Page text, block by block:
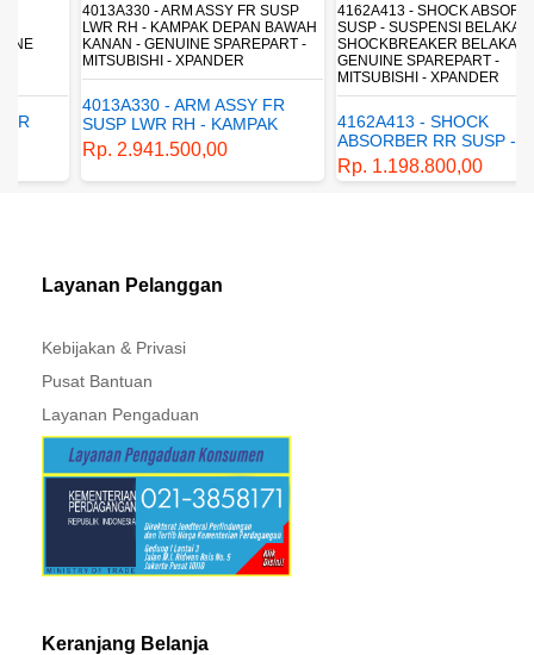
4013A330 - ARM ASSY FR SUSP
LWR RH - KAMPAK DEPAN BAWAH
KANAN - GENUINE SPAREPART -
MITSUBISHI - XPANDER
4013A330 - ARM ASSY FR
SUSP LWR RH - KAMPAK
DEPAN BAWAH KANAN -
GENUINE SPAREPART -
MITSUBISHI - XPANDER
Rp. 2.941.500,00
4162A413 - SHOCK ABSORBER RR
SUSP - SUSPENSI BELAKANG -
SHOCKBREAKER BELAKANG -
GENUINE SPAREPART -
MITSUBISHI - XPANDER
4162A413 - SHOCK
ABSORBER RR SUSP -
SUSPENSI BELAKANG -
SHOCKBREAKER BELAKANG
Rp. 1.198.800,00
Layanan Pelanggan
Kebijakan & Privasi
Pusat Bantuan
Layanan Pengaduan
Keranjang Belanja